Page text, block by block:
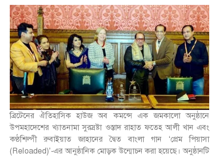
ব্রিটেনের ঐতিহাসিক হাউজ অব কমন্সে এক জমকালো অনুষ্ঠানে
উপমহাদেশের খ্যাতনামা সুরস্রষ্টা ওস্তাদ রাহাত ফতেহ আলী খান এবং
কণ্ঠশিল্পী রুবাইয়াত জাহানের দ্বৈত বাংলা গান ‘প্রেম পিয়াসা
(Reloaded)’-এর আনুষ্ঠানিক মোড়ক উন্মোচন করা হয়েছে। অনুষ্ঠানটি